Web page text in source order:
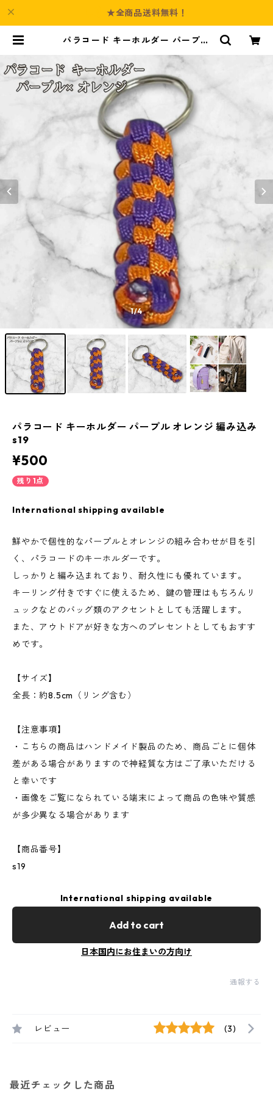
★全商品送料無料！
パラコード キーホルダー パープル
ooth
1/4
パラコード キーホルダー パープル オレンジ 編み込み
s19
¥500
残り1点
International shipping available
鮮やかで個性的なパープルとオレンジの組み合わせが目を引
く、パラコードのキーホルダーです。
しっかりと編み込まれており、耐久性にも優れています。
キーリング付きですぐに使えるため、鍵の管理はもちろんリ
ュックなどのバッグ類のアクセントとしても活躍します。
また、アウトドアが好きな方へのプレセントとしてもおすす
めです。
【サイズ】
全長：約8.5cm（リング含む）
【注意事項】
・こちらの商品はハンドメイド製品のため、商品ごとに個体
差がある場合がありますので神経質な方はご了承いただける
と幸いです
・画像をご覧になられている端末によって商品の色味や質感
が多少異なる場合があります
【商品番号】
s19
International shipping available
Add to cart
日本国内にお住まいの方向け
通報する
レビュー (3)
最近チェックした商品